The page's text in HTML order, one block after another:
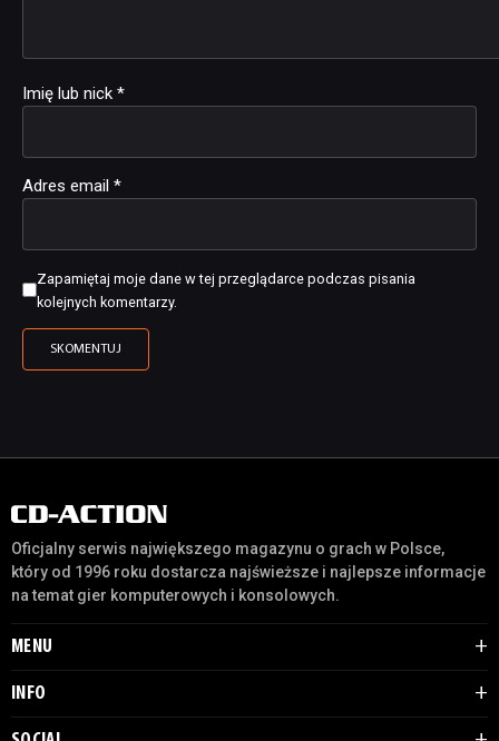
Imię lub nick *
Adres email *
Zapamiętaj moje dane w tej przeglądarce podczas pisania
kolejnych komentarzy.
Oficjalny serwis największego magazynu o grach w Polsce,
który od 1996 roku dostarcza najświeższe i najlepsze informacje
na temat gier komputerowych i konsolowych.
MENU
INFO